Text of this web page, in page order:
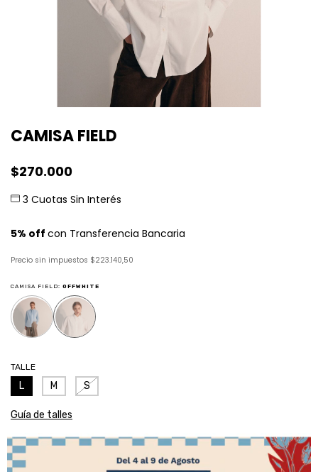
CAMISA FIELD
$270.000
Precio sin impuestos $223.140,50
CAMISA FIELD: OFFWHITE
TALLE
L M S
Guía de talles